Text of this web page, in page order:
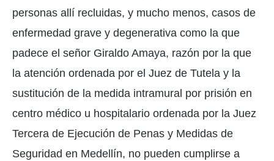
personas allí recluidas, y mucho menos, casos de
enfermedad grave y degenerativa como la que
padece el señor Giraldo Amaya, razón por la que
la atención ordenada por el Juez de Tutela y la
sustitución de la medida intramural por prisión en
centro médico u hospitalario ordenada por la Juez
Tercera de Ejecución de Penas y Medidas de
Seguridad en Medellín, no pueden cumplirse a